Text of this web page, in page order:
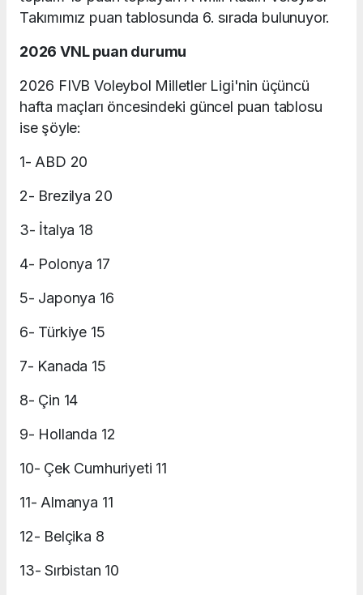
Takımımız puan tablosunda 6. sırada bulunuyor.
2026 VNL puan durumu
2026 FIVB Voleybol Milletler Ligi'nin üçüncü
hafta maçları öncesindeki güncel puan tablosu
ise şöyle:
1- ABD 20
2- Brezilya 20
3- İtalya 18
4- Polonya 17
5- Japonya 16
6- Türkiye 15
7- Kanada 15
8- Çin 14
9- Hollanda 12
10- Çek Cumhuriyeti 11
11- Almanya 11
12- Belçika 8
13- Sırbistan 10